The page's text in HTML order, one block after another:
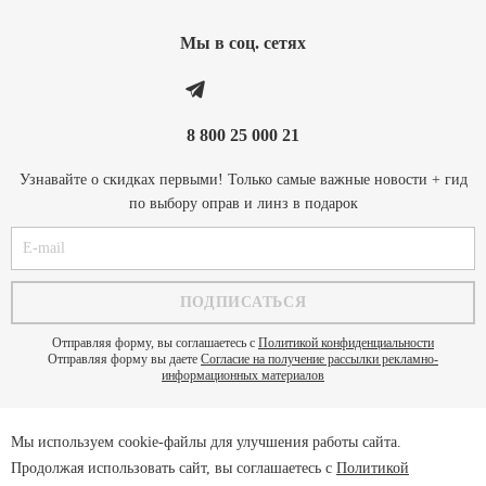
Мы в соц. cетях
8 800 25 000 21
Узнавайте о скидках первыми! Только самые важные новости + гид
по выбору оправ и линз в подарок
Отправляя форму, вы соглашаетесь с Политикой конфиденциальности
Отправляя форму вы даете Согласие на получение рассылки рекламно-
информационных материалов
Политика конфиденциальности
Мы используем cookie-файлы для улучшения работы сайта.
Продолжая использовать сайт, вы соглашаетесь с Политикой